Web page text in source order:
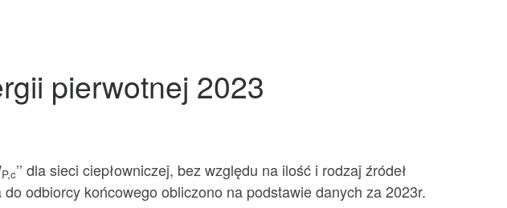
pierwotnej 2023
P,c’’ dla sieci ciepłowniczej, bez względu na ilość i rodzaj źródeł
odbiorcy końcowego obliczono na podstawie danych za 2023r.